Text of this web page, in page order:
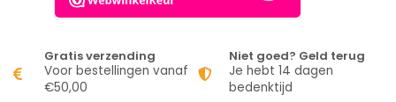
Gratis verzending
Voor bestellingen vanaf
€50,00
Niet goed? Geld terug
Je hebt 14 dagen
bedenktijd